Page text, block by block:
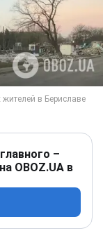
–
OBOZ.UA в